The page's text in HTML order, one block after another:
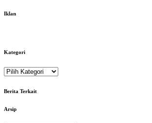
Iklan
Kategori
Kategori
Berita Terkait
Arsip